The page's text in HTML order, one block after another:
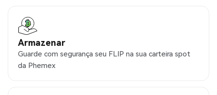
Armazenar
Guarde com segurança seu FLIP na sua carteira spot
da Phemex